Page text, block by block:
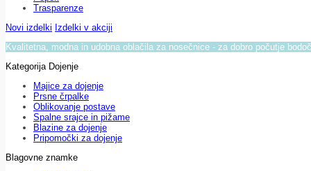
Trasparenze
Novi izdelki Izdelki v akciji
Kvalitetna, modna in udobna oblačila za nosečnice - za dobro počutje
Kategorija Dojenje
Majice za dojenje
Prsne črpalke
Oblikovanje postave
Spalne srajce in pižame
Blazine za dojenje
Pripomočki za dojenje
Blagovne znamke